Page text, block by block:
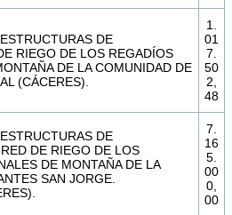
DE
RIEGO DE LOS REGADÍOS
DE LA COMUNIDAD DE
(CÁCERES).
1.
01
7.
50
2,
48
DE
DE RIEGO DE LOS
DE MONTAÑA DE LA
SAN JORGE.
7.
16
5.
00
0,
00